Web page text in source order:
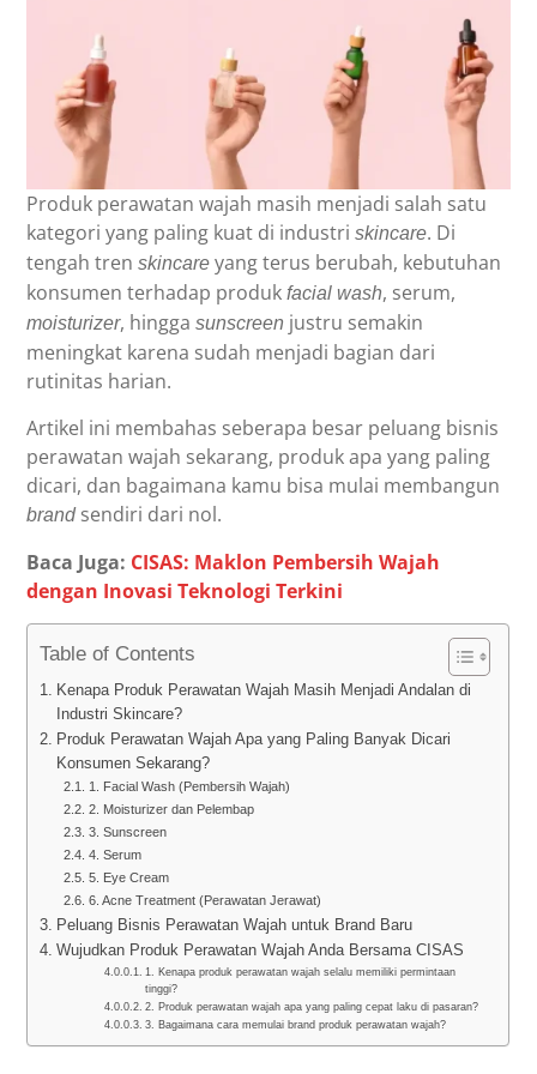
Produk perawatan wajah masih menjadi salah satu
kategori yang paling kuat di industriskincare. Di
tengah trenskincareyang terus berubah, kebutuhan
konsumen terhadap produkfacial wash, serum,
moisturizer, hinggasunscreen justru semakin
meningkat karena sudah menjadi bagian dari
rutinitas harian.
Artikel ini membahas seberapa besar peluang bisnis
perawatan wajah sekarang, produk apa yang paling
dicari, dan bagaimana kamu bisa mulai membangun
brand sendiri dari nol.
Baca Juga: CISAS: Maklon Pembersih Wajah
dengan Inovasi Teknologi Terkini
Table of Contents
Kenapa Produk Perawatan Wajah Masih Menjadi Andalan di
Industri Skincare?
Produk Perawatan Wajah Apa yang Paling Banyak Dicari
Konsumen Sekarang?
1. Facial Wash (Pembersih Wajah)
2. Moisturizer dan Pelembap
3. Sunscreen
4. Serum
5. Eye Cream
6. Acne Treatment (Perawatan Jerawat)
Peluang Bisnis Perawatan Wajah untuk Brand Baru
Wujudkan Produk Perawatan Wajah Anda Bersama CISAS
1. Kenapa produk perawatan wajah selalu memiliki permintaan
tinggi?
2. Produk perawatan wajah apa yang paling cepat laku di pasaran?
3. Bagaimana cara memulai brand produk perawatan wajah?